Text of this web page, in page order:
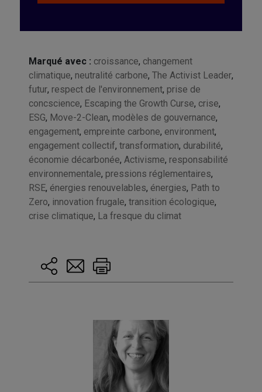
Marqué avec : croissance, changement
climatique, neutralité carbone, The Activist Leader,
futur, respect de l'environnement, prise de
concscience, Escaping the Growth Curse, crise,
ESG, Move-2-Clean, modèles de gouvernance,
engagement, empreinte carbone, environment,
engagement collectif, transformation, durabilité,
économie décarbonée, Activisme, responsabilité
environnementale, pressions réglementaires,
RSE, énergies renouvelables, énergies, Path to
Zero, innovation frugale, transition écologique,
crise climatique, La fresque du climat